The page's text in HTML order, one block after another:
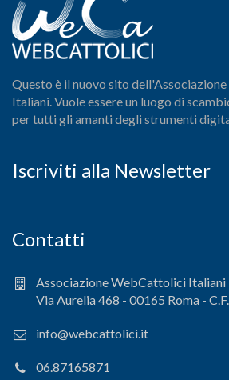
Questo è il nuovo sito
Italiani. Vuole essere un luogo di
per tutti gli amanti degli strumenti
Iscriviti alla Newsletter
Contatti
Associazione WebCattolici Italiani
Via Aurelia 468 - 00165 Roma -
info@webcattolici.it
06.87165871